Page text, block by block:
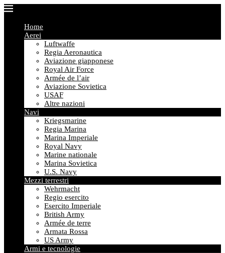
Home
Aerei
Luftwaffe
Regia Aeronautica
Aviazione giapponese
Royal Air Force
Armée de l’air
Aviazione Sovietica
USAF
Altre nazioni
Navi
Kriegsmarine
Regia Marina
Marina Imperiale
Royal Navy
Marine nationale
Marina Sovietica
U.S. Navy
Mezzi terrestri
Wehrmacht
Regio esercito
Esercito Imperiale
British Army
Armée de terre
Armata Rossa
US Army
Armi e tecnologie